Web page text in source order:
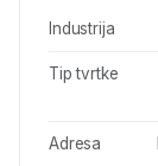
Industrija
Tip tvrtke
Adresa